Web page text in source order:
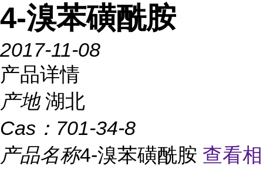
4-溴苯磺酰胺
2017-11-08
产品详情
产地 湖北
Cas： 701-34-8
产品名称4-溴苯磺酰胺 查看相